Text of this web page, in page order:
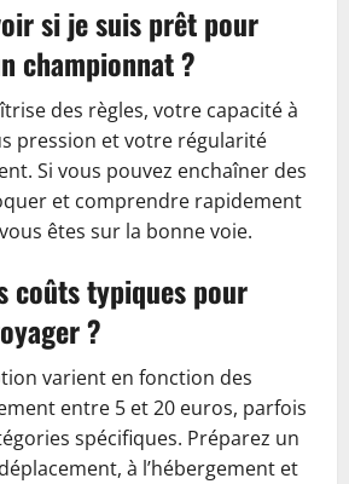
si je suis prêt pour
championnat ?
des règles, votre capacité à
pression et votre régularité
Si vous pouvez enchaîner des
et comprendre rapidement
êtes sur la bonne voie.
coûts typiques pour
?
varient en fonction des
entre 5 et 20 euros, parfois
spécifiques. Préparez un
à l’hébergement et